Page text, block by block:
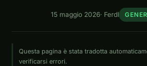
15 maggio 2026· Ferdl
Questa pagina è stata tradotta
verificarsi errori.